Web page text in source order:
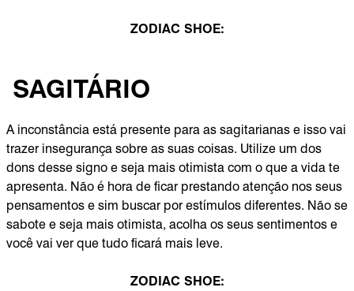
ZODIAC SHOE:
SAGITÁRIO
A inconstância está presente para as sagitarianas e isso vai
trazer insegurança sobre as suas coisas. Utilize um dos
dons desse signo e seja mais otimista com o que a vida te
apresenta. Não é hora de ficar prestando atenção nos seus
pensamentos e sim buscar por estímulos diferentes. Não se
sabote e seja mais otimista, acolha os seus sentimentos e
você vai ver que tudo ficará mais leve.
ZODIAC SHOE: